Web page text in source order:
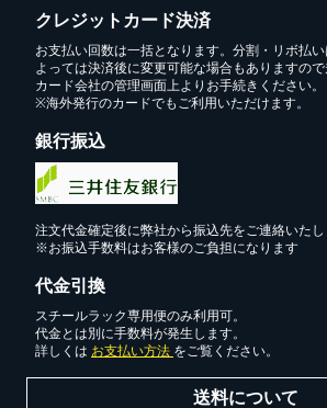
クレジットカード決済
お支払い回数は一括となります。分割・リボ払
よっては決済後に変更可能な場合もありますの
カード会社の管理画面上よりお手続きください。
※海外発行のカードでもご利用いただけます。
銀行振込
注文代金確定後に弊社から振込先をご連絡いたし
※お振込手数料はお客様のご負担になります
代金引換
スチールラック専用便のみ利用可。
代金とは別に手数料が発生します。
詳しくは お支払い方法 をご覧ください。
送料について
カートに追加しました。
スチールラック3台以上の場合、見積書に
たします！
1台でも大量導入でも無料お見積・ご注文
無料お見積する